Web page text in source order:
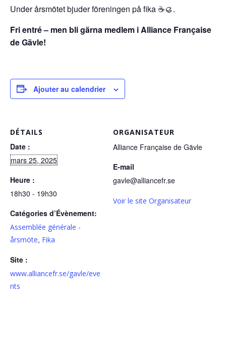
Under årsmötet bjuder föreningen på fika ☕️🥮.
Fri entré – men bli gärna medlem i Alliance Française
de Gävle!
Ajouter au calendrier
DÉTAILS
Date :
mars 25, 2025
Heure :
18h30 - 19h30
Catégories d’Évènement:
Assemblée générale -
årsmöte, Fika
Site :
www.alliancefr.se/gavle/eve
nts
ORGANISATEUR
Alliance Française de Gävle
E-mail
gavle@alliancefr.se
Voir le site Organisateur